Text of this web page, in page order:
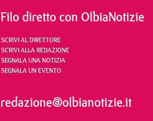
Filo diretto con OlbiaNotizie
SCRIVI AL DIRETTORE
SCRIVI ALLA REDAZIONE
SEGNALA UNA NOTIZIA
SEGNALA UN EVENTO
redazione@olbianotizie.it